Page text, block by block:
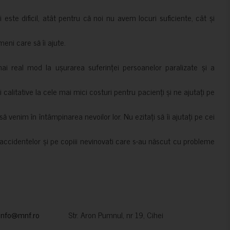
dificil, atât pentru că noi nu avem locuri suficiente, cât și
care să îi ajute.
real mod la ușurarea suferinței persoanelor paralizate și a
la cele mai mici costuri pentru pacienți și ne ajutați pe
venim în întâmpinarea nevoilor lor. Nu ezitați să îi ajutați pe cei
și pe copiii nevinovati care s-au născut cu probleme
Str. Aron Pumnul, nr 19, Cihei